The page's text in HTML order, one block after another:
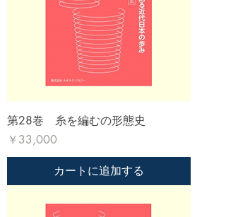
第28巻 糸を編むの形態史
価格
￥33,000
カートに追加する